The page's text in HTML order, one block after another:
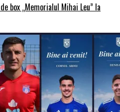
box „Memorialul Mihai Leu” la